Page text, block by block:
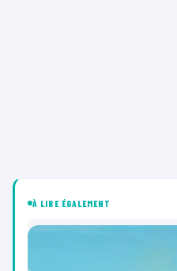
À LIRE ÉGALEMENT